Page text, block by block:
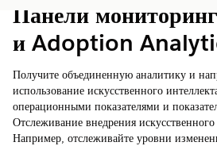
Панели
и Adoption
Получите объединенную аналитику и
использование искусственного
операционными показателями и
Отслеживание внедрения искусственного
Например, отслеживайте уровни